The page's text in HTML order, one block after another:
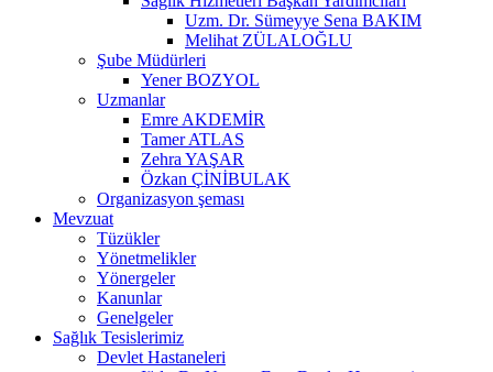
Uzm. Dr. Sümeyye Sena BAKIM
Melihat ZÜLALOĞLU
Şube Müdürleri
Yener BOZYOL
Uzmanlar
Emre AKDEMİR
Tamer ATLAS
Zehra YAŞAR
Özkan ÇİNİBULAK
Organizasyon şeması
Mevzuat
Tüzükler
Yönetmelikler
Yönergeler
Kanunlar
Genelgeler
Sağlık Tesislerimiz
Devlet Hastaneleri